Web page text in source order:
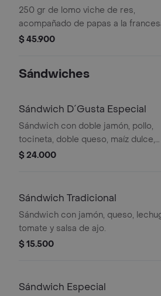
250 gr de lomo viche de res,
acompañado de papas a la
ensalada y salsas de la casa
$ 45.900
Sándwiches
Sándwich D´Gusta Especial
Sándwich con doble jamón, pollo,
tocineta, doble queso, maíz dulce,
lechuga, tomate y nuestra deliciosa
$ 24.000
Sándwich Tradicional
Sándwich con jamón, queso,
tomate y salsa de ajo.
$ 15.500
Sándwich Especial